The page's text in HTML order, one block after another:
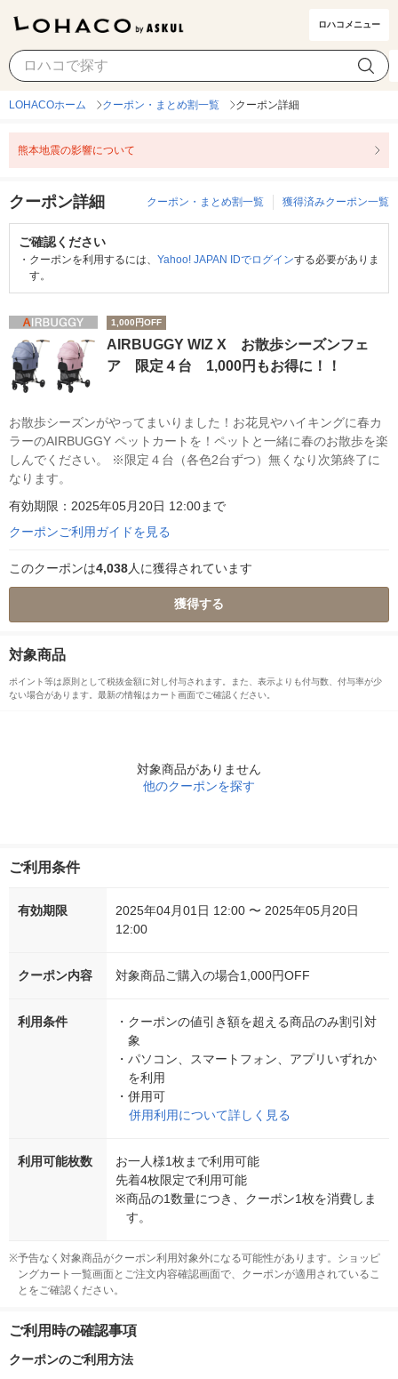
ロハコメニュー
LOHACOホーム クーポン・まとめ割一覧 クーポン詳細
熊本地震の影響について
クーポン詳細 クーポン・まとめ割一覧 獲得済みクーポン一覧
ご確認ください
・ クーポンを利用するには、 Yahoo! JAPAN IDでログインする必要がありま
す。
1,000円OFF
AIRBUGGY WIZ X お散歩シーズンフェ
ア 限定４台 1,000円もお得に！！
お散歩シーズンがやってまいりました！お花見やハイキングに春カ
ラーのAIRBUGGY ペットカートを！ペットと一緒に春のお散歩を楽
しんでください。 ※限定４台（各色2台ずつ）無くなり次第終了に
なります。
有効期限：2025年05月20日 12:00まで
クーポンご利用ガイドを見る
このクーポンは4,038人に獲得されています
獲得する
対象商品
ポイント等は原則として税抜金額に対し付与されます。また、表示よりも付与数、付与率が少
ない場合があります。最新の情報はカート画面でご確認ください。
対象商品がありません
他のクーポンを探す
ご利用条件
有効期限
2025年04月01日 12:00 〜 2025年05月20日
12:00
クーポン内容 対象商品ご購入の場合1,000円OFF
利用条件 ・ クーポンの値引き額を超える商品のみ割引対
象
・ パソコン、スマートフォン、アプリいずれか
を利用
・ 併用可
併用利用について詳しく見る
利用可能枚数
お一人様1枚まで利用可能
先着4枚限定で利用可能
※商品の1数量につき、クーポン1枚を消費しま
す。
※予告なく対象商品がクーポン利用対象外になる可能性があります。ショッピ
ングカート一覧画面とご注文内容確認画面で、クーポンが適用されているこ
とをご確認ください。
ご利用時の確認事項
クーポンのご利用方法